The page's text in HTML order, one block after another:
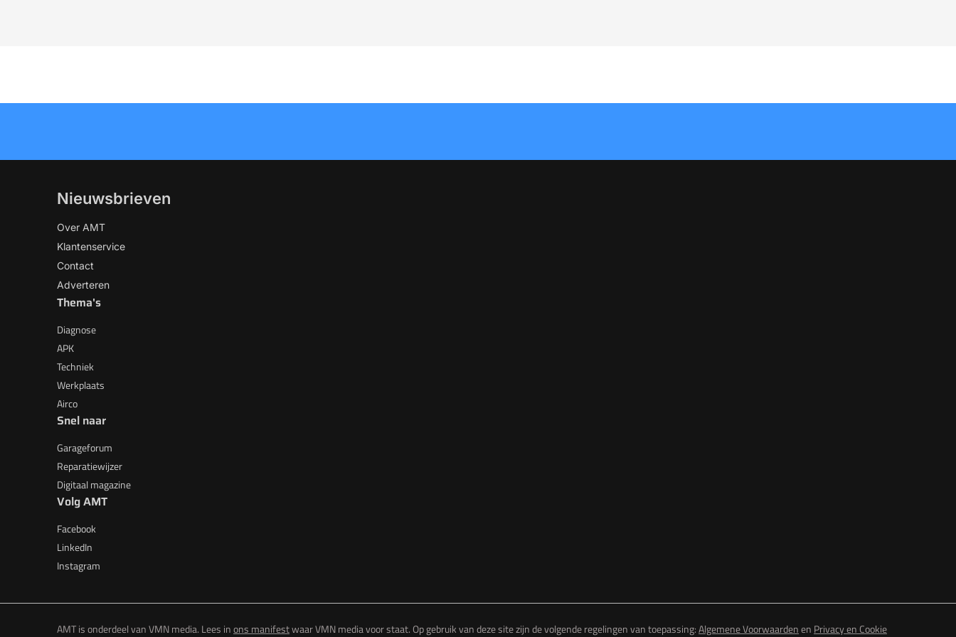
Nieuwsbrieven
Over AMT
Klantenservice
Contact
Adverteren
Thema's
Diagnose
APK
Techniek
Werkplaats
Airco
Snel naar
Garageforum
Reparatiewijzer
Digitaal magazine
Volg AMT
Facebook
LinkedIn
Instagram
AMT is onderdeel van VMN media. Lees inons manifestwaar VMN media voor staat. Op gebruik van deze site zijn de volgende regelingen van toepassing:Algemene Voorwaardenen Privacy en Cookie